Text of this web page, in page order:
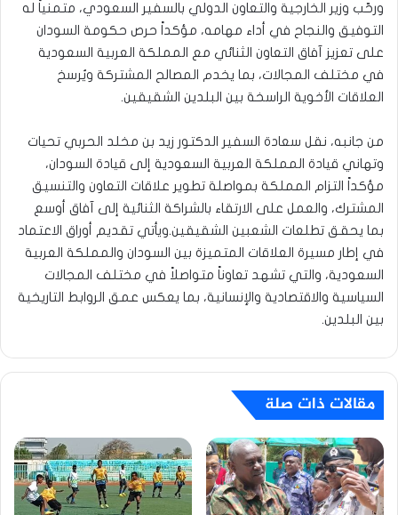
ورحّب وزير الخارجية والتعاون الدولي بالسفير السعودي، متمنياً له
التوفيق والنجاح في أداء مهامه، مؤكداً حرص حكومة السودان
على تعزيز آفاق التعاون الثنائي مع المملكة العربية السعودية
في مختلف المجالات، بما يخدم المصالح المشتركة ويُرسخ
العلاقات الأخوية الراسخة بين البلدين الشقيقين.
من جانبه، نقل سعادة السفير الدكتور زيد بن مخلد الحربي تحيات
وتهاني قيادة المملكة العربية السعودية إلى قيادة السودان،
مؤكداً التزام المملكة بمواصلة تطوير علاقات التعاون والتنسيق
المشترك، والعمل على الارتقاء بالشراكة الثنائية إلى آفاق أوسع
بما يحقق تطلعات الشعبين الشقيقين.ويأتي تقديم أوراق الاعتماد
في إطار مسيرة العلاقات المتميزة بين السودان والمملكة العربية
السعودية، والتي تشهد تعاوناً متواصلاً في مختلف المجالات
السياسية والاقتصادية والإنسانية، بما يعكس عمق الروابط التاريخية
بين البلدين.
مقالات ذات صلة